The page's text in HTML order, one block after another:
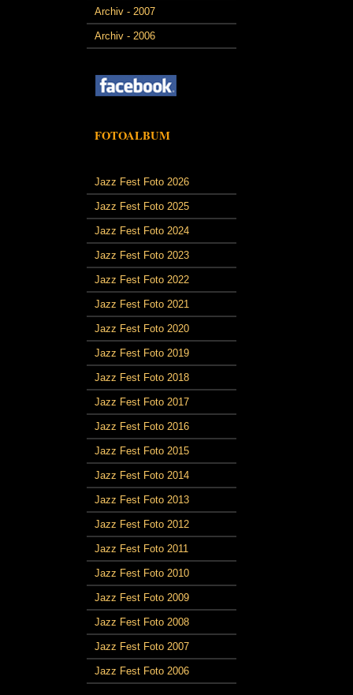
Archiv - 2007
Archiv - 2006
FOTOALBUM
Jazz Fest Foto 2026
Jazz Fest Foto 2025
Jazz Fest Foto 2024
Jazz Fest Foto 2023
Jazz Fest Foto 2022
Jazz Fest Foto 2021
Jazz Fest Foto 2020
Jazz Fest Foto 2019
Jazz Fest Foto 2018
Jazz Fest Foto 2017
Jazz Fest Foto 2016
Jazz Fest Foto 2015
Jazz Fest Foto 2014
Jazz Fest Foto 2013
Jazz Fest Foto 2012
Jazz Fest Foto 2011
Jazz Fest Foto 2010
Jazz Fest Foto 2009
Jazz Fest Foto 2008
Jazz Fest Foto 2007
Jazz Fest Foto 2006